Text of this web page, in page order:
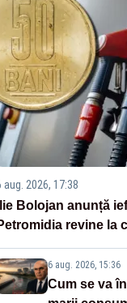
aug. 2026, 17:38
Ilie Bolojan anunță
revine la
6 aug. 2026, 15:36
Cum se va